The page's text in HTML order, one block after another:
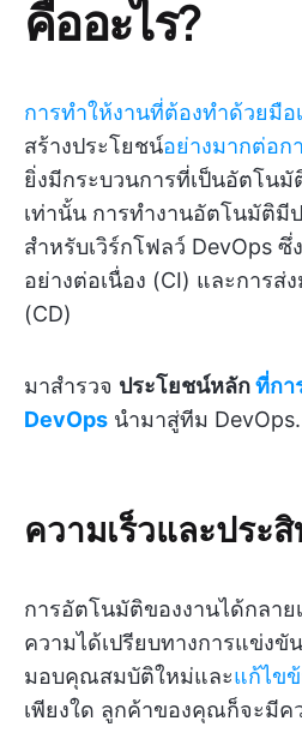
คืออะไร?
การทำให้งานที่ต้องทำด้วยมื
สร้างประโยชน์อย่างมากต่อ
ยิ่งมีกระบวนการที่เป็นอัตโนมั
เท่านั้น การทำงานอัตโนมัติมี
สำหรับเวิร์กโฟลว์ DevOps ซึ่
อย่างต่อเนื่อง (CI) และการส่
(CD)
มาสำรวจ ประโยชน์หลักที่กา
DevOps นำมาสู่ทีม DevOps.
ความเร็วและประ
การอัตโนมัติของงานได้กลาย
ความได้เปรียบทางการแข่ง
มอบคุณสมบัติใหม่และแก้ไข
เพียงใด ลูกค้าของคุณก็จะมีค